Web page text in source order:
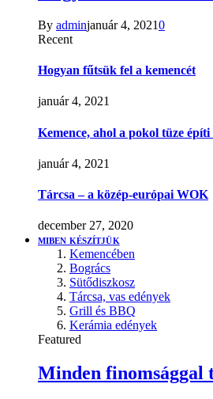
By adminjanuár 4, 20210
Recent
Hogyan fűtsük fel a kemencét
január 4, 2021
Kemence, ahol a pokol tüze
január 4, 2021
Tárcsa – a közép-európai WOK
december 27, 2020
MIBEN KÉSZÍTJÜK
Kemencében
Bogrács
Sütődiszkosz
Tárcsa, vas edények
Grill és BBQ
Kerámia edények
Featured
Minden finomsággal